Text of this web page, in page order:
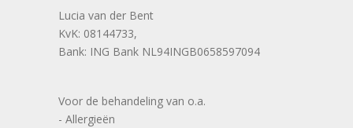
Lucia van der Bent
KvK: 08144733,
Bank: ING Bank NL94INGB0658597094
Voor de behandeling van o.a.
- Allergieën